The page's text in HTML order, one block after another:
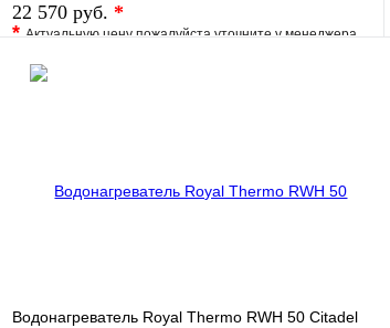
22 570 руб. *
*Актуальную цену пожалуйста уточните у менеджера
В избранное
Водонагреватель Royal Thermo RWH 50 Citadel